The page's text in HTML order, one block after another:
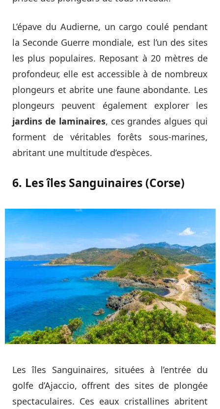
L’épave du Audierne, un cargo coulé pendant
la Seconde Guerre mondiale, est l’un des sites
les plus populaires. Reposant à 20 mètres de
profondeur, elle est accessible à de nombreux
plongeurs et abrite une faune abondante. Les
plongeurs peuvent également explorer les
jardins de laminaires, ces grandes algues qui
forment de véritables forêts sous-marines,
abritant une multitude d’espèces.
6. Les îles Sanguinaires (Corse)
Les îles Sanguinaires, situées à l’entrée du
golfe d’Ajaccio, offrent des sites de plongée
spectaculaires. Ces eaux cristallines abritent